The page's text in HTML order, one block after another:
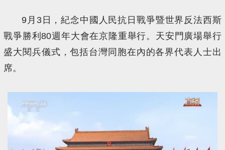
9月3日，紀念中國人民抗日戰爭暨世界反法西斯
戰爭勝利80週年大會在京隆重舉行。天安門廣場舉行
盛大閱兵儀式，包括台灣同胞在內的各界代表人士出
席。